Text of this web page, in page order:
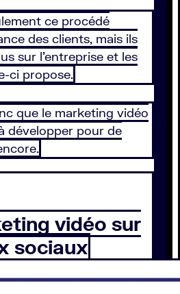
ce procédé
des clients, mais ils
sur l’entreprise et les
ci propose.
que le marketing vidéo
développer pour de
vidéo sur
sociaux